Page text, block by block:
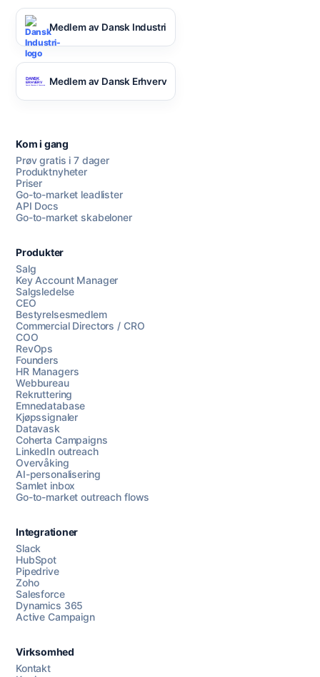
Chat med oss
Medlem av Dansk Industri
Medlem av Dansk Erhverv
Kom i gang
Prøv gratis i 7 dager
Produktnyheter
Priser
Go-to-market leadlister
API Docs
Go-to-market skabeloner
Produkter
Salg
Key Account Manager
Salgsledelse
CEO
Bestyrelsesmedlem
Commercial Directors / CRO
COO
RevOps
Founders
HR Managers
Webbureau
Rekruttering
Emnedatabase
Kjøpssignaler
Datavask
Coherta Campaigns
LinkedIn outreach
Overvåking
AI-personalisering
Samlet inbox
Go-to-market outreach flows
Integrationer
Slack
HubSpot
Pipedrive
Zoho
Salesforce
Dynamics 365
Active Campaign
Virksomhed
Kontakt